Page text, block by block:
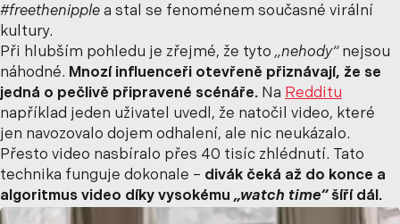
#freethenipple a stal se fenoménem současné virální
kultury.
Při hlubším pohledu je zřejmé, že tyto „nehody“ nejsou
náhodné. Mnozí influenceři otevřeně přiznávají, že se
jedná o pečlivě připravené scénáře. Na Redditu
například jeden uživatel uvedl, že natočil video, které
jen navozovalo dojem odhalení, ale nic neukázalo.
Přesto video nasbíralo přes 40 tisíc zhlédnutí. Tato
technika funguje dokonale – divák čeká až do konce a
algoritmus video díky vysokému „watch time“ šíří dál.